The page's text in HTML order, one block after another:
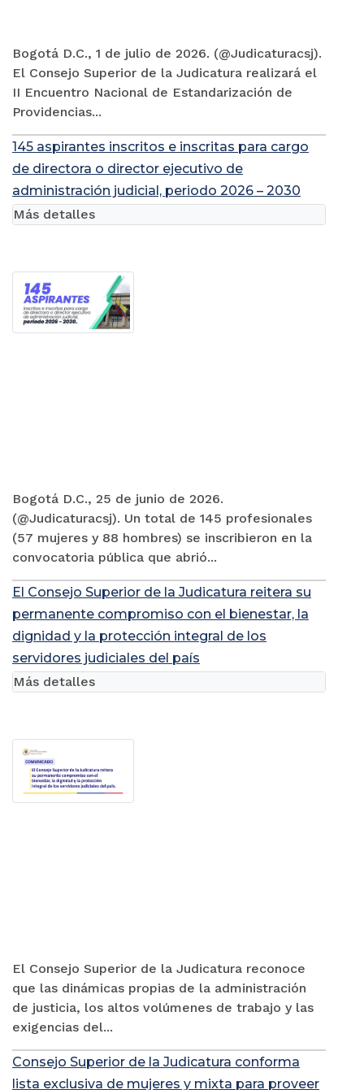
Bogotá D.C., 1 de julio de 2026. (@Judicaturacsj).
El Consejo Superior de la Judicatura realizará el
II Encuentro Nacional de Estandarización de
Providencias...
145 aspirantes inscritos e inscritas para cargo
de directora o director ejecutivo de
administración judicial, periodo 2026 – 2030
Bogotá D.C., 25 de junio de 2026.
(@Judicaturacsj). Un total de 145 profesionales
(57 mujeres y 88 hombres) se inscribieron en la
convocatoria pública que abrió...
Más detalles
El Consejo Superior de la Judicatura reitera su
permanente compromiso con el bienestar, la
dignidad y la protección integral de los
servidores judiciales del país
El Consejo Superior de la Judicatura reconoce
que las dinámicas propias de la administración
de justicia, los altos volúmenes de trabajo y las
exigencias del...
Más detalles
Consejo Superior de la Judicatura conforma
lista exclusiva de mujeres y mixta para proveer